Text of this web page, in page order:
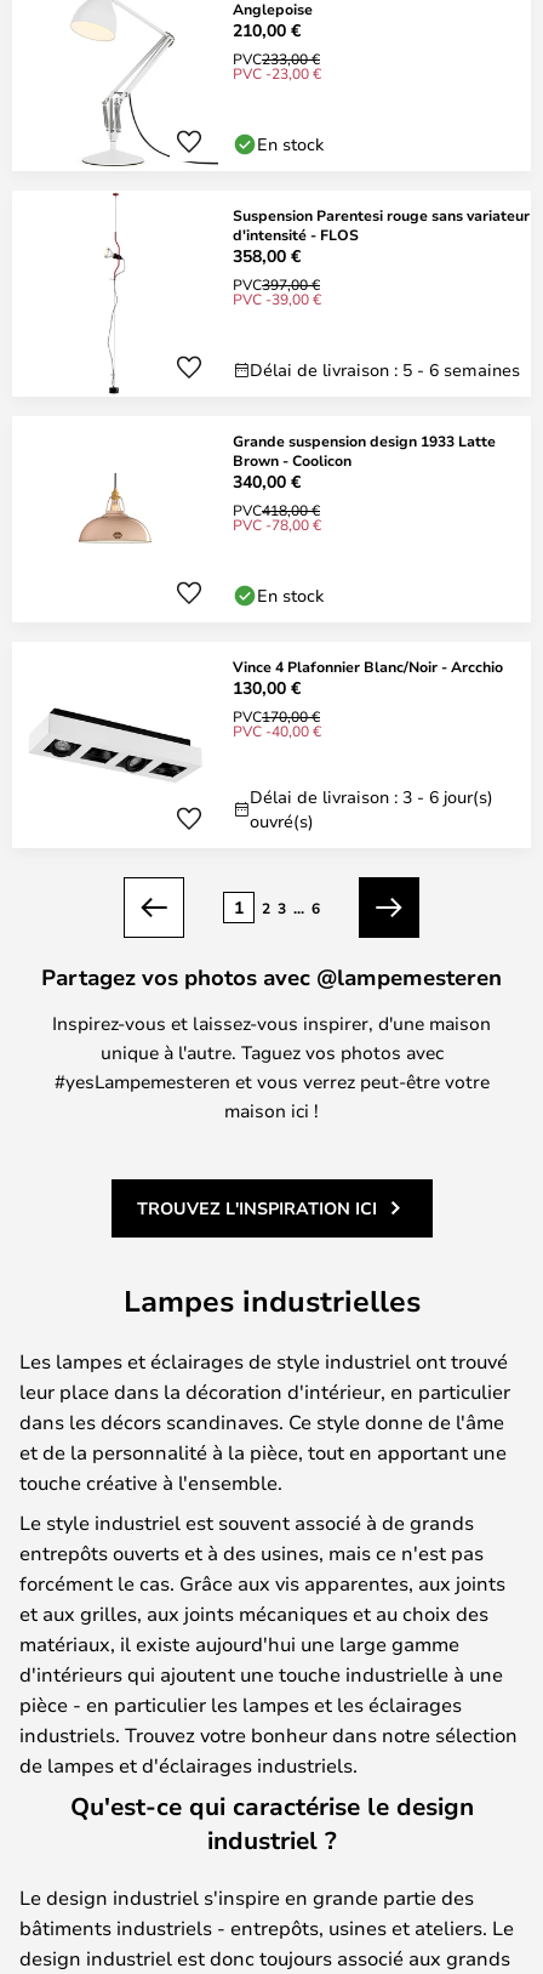
Anglepoise
210,00 €
PVC233,00 €
PVC -23,00 €
En stock
Suspension Parentesi rouge sans variateur
d'intensité - FLOS
358,00 €
PVC397,00 €
PVC -39,00 €
Délai de livraison : 5 - 6 semaines
Grande suspension design 1933 Latte
Brown - Coolicon
340,00 €
PVC418,00 €
PVC -78,00 €
En stock
Vince 4 Plafonnier Blanc/Noir - Arcchio
130,00 €
PVC170,00 €
PVC -40,00 €
Délai de livraison : 3 - 6 jour(s)
ouvré(s)
Précédent
1 2 3 ... 6
Suivant
Partagez vos photos avec @lampemesteren
Inspirez-vous et laissez-vous inspirer, d'une maison
unique à l'autre. Taguez vos photos avec
#yesLampemesteren et vous verrez peut-être votre
maison ici !
TROUVEZ L'INSPIRATION ICI
Lampes industrielles
Les lampes et éclairages de style industriel ont trouvé
leur place dans la décoration d'intérieur, en particulier
dans les décors scandinaves. Ce style donne de l'âme
et de la personnalité à la pièce, tout en apportant une
touche créative à l'ensemble.
Le style industriel est souvent associé à de grands
entrepôts ouverts et à des usines, mais ce n'est pas
forcément le cas. Grâce aux vis apparentes, aux joints
et aux grilles, aux joints mécaniques et au choix des
matériaux, il existe aujourd'hui une large gamme
d'intérieurs qui ajoutent une touche industrielle à une
pièce - en particulier les lampes et les éclairages
industriels. Trouvez votre bonheur dans notre sélection
de lampes et d'éclairages industriels.
Qu'est-ce qui caractérise le design
industriel ?
Le design industriel s'inspire en grande partie des
bâtiments industriels - entrepôts, usines et ateliers. Le
design industriel est donc toujours associé aux grands